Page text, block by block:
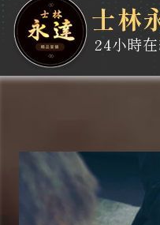
士林
24小時